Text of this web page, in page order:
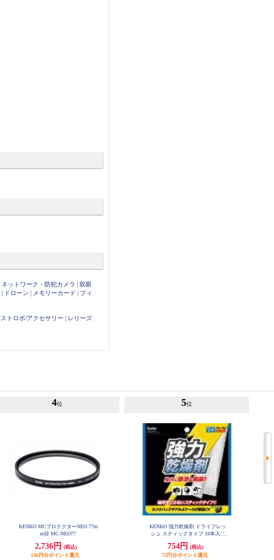
ネットワーク・防犯カメラ |双眼
ドローン メモリーカード
フィ
ストロボ/アクセサリー
レリーズ
4位
KENKO MCプロテクターNEO 77m
m径 MC-NEO77
2,736円
(税込)
136円分ポイント還元
5位
KENKO 強力乾燥剤 ドライフレッ
シュ スティックタイプ 10本入り
754円
(税込)
75円分ポイント還元